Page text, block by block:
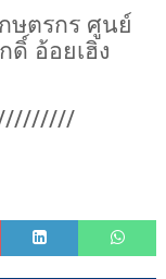
ษตรกร ศูนย์
อ้อยเฮิง